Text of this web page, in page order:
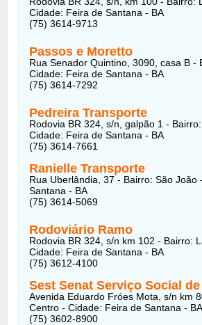
Cidade: Feira de Santana - BA
(75) 3614-9713
Passos e Moretto
Rua Senador Quintino, 3090, casa B -
Cidade: Feira de Santana - BA
(75) 3614-7292
Pedreira Transporte
Rodovia BR 324, s/n, galpão 1 -
Cidade: Feira de Santana - BA
(75) 3614-7661
Ranielle Transporte
Rua Uberlândia, 37 - Bairro: São João
Santana - BA
(75) 3614-5069
Rodoviário Ramo
Rodovia BR 324, s/n km 102 - Bairro:
Cidade: Feira de Santana - BA
(75) 3612-4100
Sest Senat Serviço Social
Avenida Eduardo Fróes Mota, s/n km
Centro - Cidade: Feira de Santana - BA
(75) 3602-8900